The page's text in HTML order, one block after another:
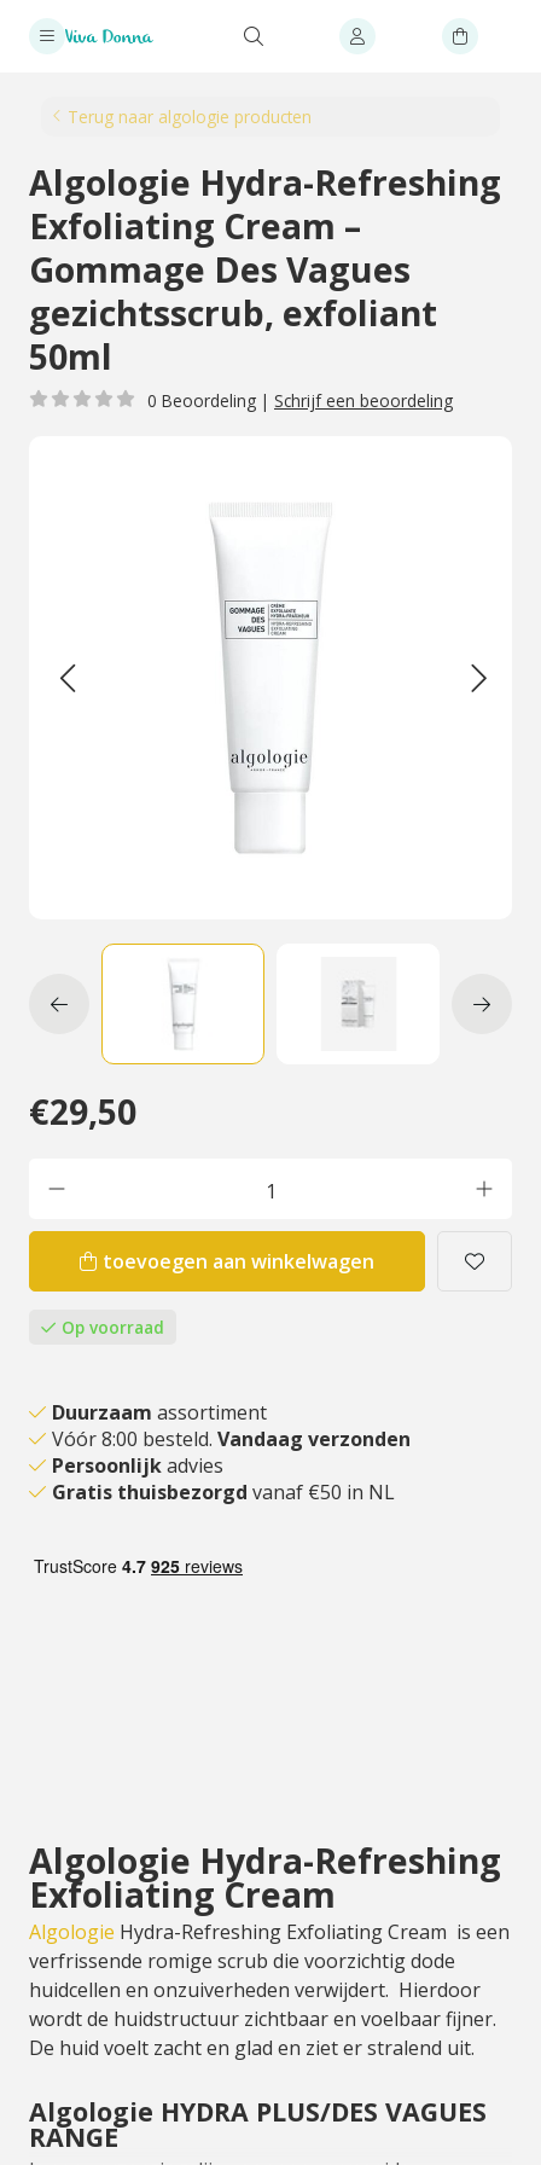
Terug naar algologie producten
Algologie Hydra-Refreshing
Exfoliating Cream –
Gommage Des Vagues
gezichtsscrub, exfoliant
50ml
0 Beoordeling | Schrijf een beoordeling
€29,50
toevoegen aan winkelwagen
Op voorraad
Duurzaam assortiment
Vóór 8:00 besteld. Vandaag verzonden
Persoonlijkadvies
Gratis thuisbezorgd vanaf €50 in NL
Algologie Hydra-Refreshing
Exfoliating Cream
Algologie Hydra-Refreshing Exfoliating Cream is een
verfrissende romige scrub die voorzichtig dode
huidcellen en onzuiverheden verwijdert. Hierdoor
wordt de huidstructuur zichtbaar en voelbaar fijner.
De huid voelt zacht en glad en ziet er stralend uit.
Algologie HYDRA PLUS/DES VAGUES
RANGE